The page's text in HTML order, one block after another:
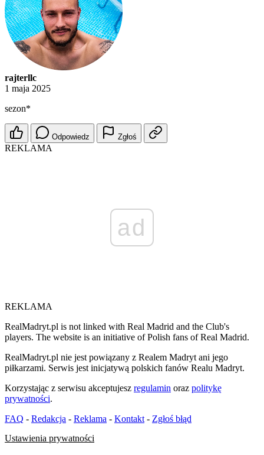
rajterllc
1 maja 2025
sezon*
Odpowiedz Zgłoś
REKLAMA
ad
REKLAMA
RealMadryt.pl is not linked with Real Madrid and the Club's
players. The website is an initiative of Polish fans of Real Madrid.
RealMadryt.pl nie jest powiązany z Realem Madryt ani jego
piłkarzami. Serwis jest inicjatywą polskich fanów Realu Madryt.
Korzystając z serwisu akceptujesz regulamin oraz politykę
prywatności.
FAQ - Redakcja - Reklama - Kontakt - Zgłoś błąd
Ustawienia prywatności